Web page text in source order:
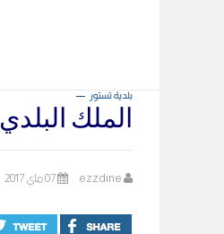
بلدية تستور
الملك البلدي
ezzdine 07 ماي 2017